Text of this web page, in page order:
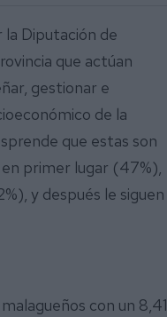
la Diputación de
que actúan
gestionar e
de la
que estas son
en primer lugar (47%),
y después le siguen
con un 8,41